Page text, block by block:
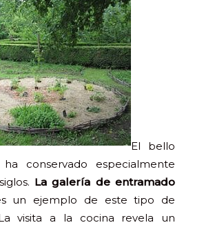
El bello
conservado especialmente
La galería de entramado
un ejemplo de este tipo de
visita a la cocina revela un